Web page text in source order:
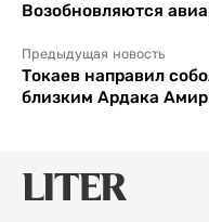
Возобновляются
Предыдущая новость
Токаев направил
близким Ардака